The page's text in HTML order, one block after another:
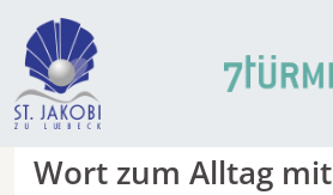
Wort zum Alltag mit